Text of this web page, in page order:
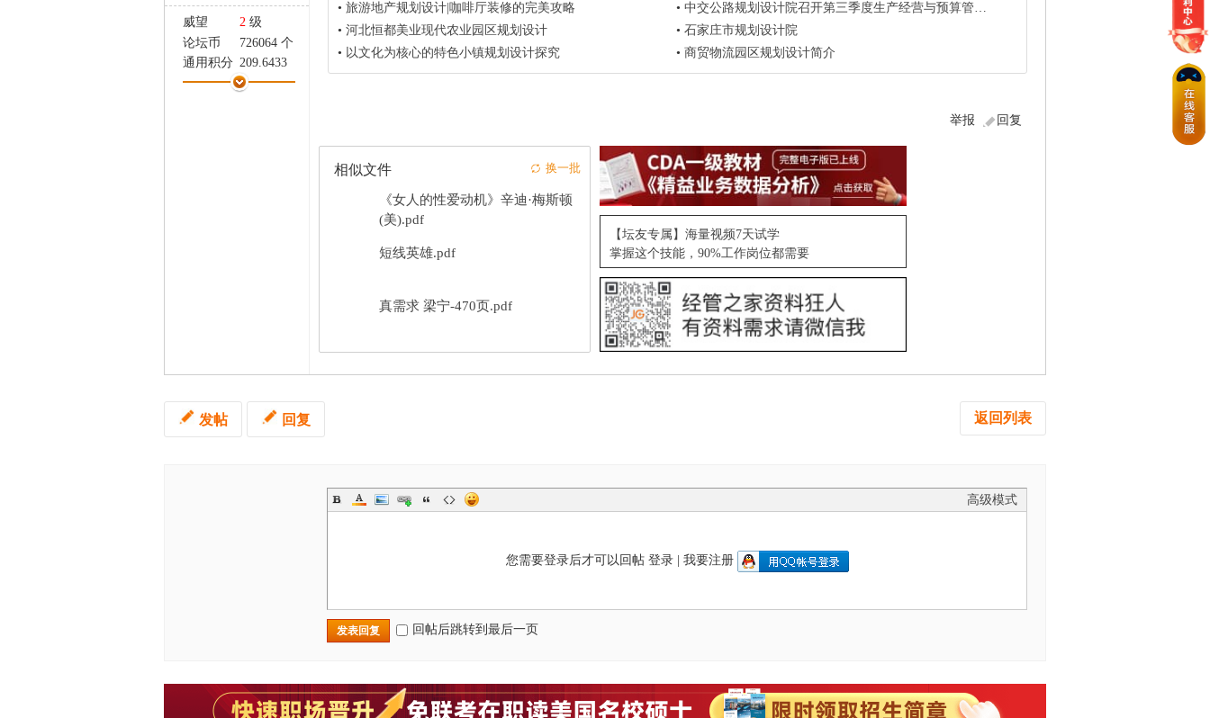
威望 2 级
论坛币
726064 个
通用积分 209.6433
学术水平
125 点
• 旅游地产规划设计|咖啡厅装修的完美攻略 • 中交公路规划设计院召开第三季度生产经营与预算管理工作会议
• 河北恒都美业现代农业园区规划设计 • 石家庄市规划设计院
• 以文化为核心的特色小镇规划设计探究 • 商贸物流园区规划设计简介
回复
举报
相似文件 换一批
《女人的性爱动机》辛迪·梅斯顿
(美).pdf
短线英雄.pdf
真需求 梁宁-470页.pdf
【坛友专属】海量视频7天试学
掌握这个技能，90%工作岗位都需要
返回列表
发帖 回复
高级模式
您需要登录后才可以回帖 登录| 我要注册
发表回复 回帖后跳转到最后一页